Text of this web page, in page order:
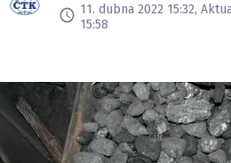
11. dubna 2022 15:32,
15:58